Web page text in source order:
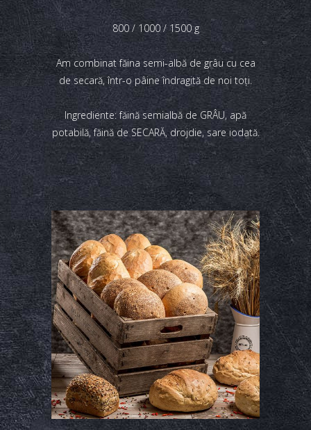
800 / 1000 / 1500 g
Am combinat făina semi-albă de grâu cu cea
de secară, într-o pâine îndragită de noi toţi.
Ingrediente: făină semialbă de GRÂU, apă
potabilă, făină de SECARĂ, drojdie, sare iodată.